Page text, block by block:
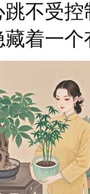
跳不受
藏着一